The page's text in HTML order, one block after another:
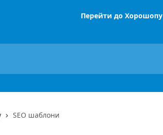
Перейти до Хорошопу
SEO шаблони